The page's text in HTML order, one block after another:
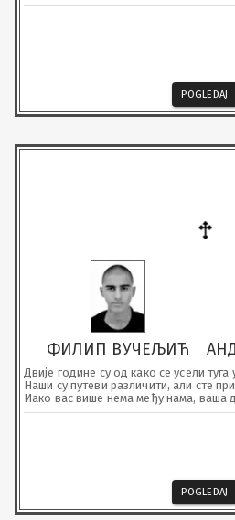
да до смрти лијемо сузе.
Ваша доброта и љепота сада небо
POGLEDAJ
ФИЛИП ВУЧЕЉИЋ
Двије године су од како се усели
Наши су путеви различити, али сте
Иако вас више нема међу нама, ваша
траг који сте оставили никада неће
POGLEDAJ